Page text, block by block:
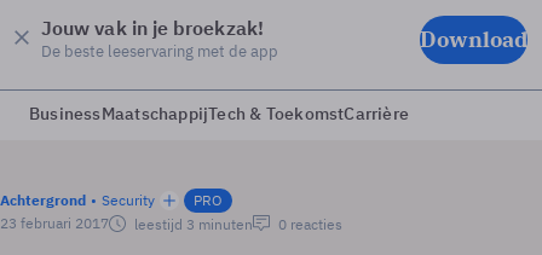
Jouw vak in je broekzak!
De beste leeservaring met de app Download
BusinessMaatschappijTech & ToekomstCarrière
Achtergrond Security
PRO
23 februari 2017
leestijd 3 minuten 0 reacties